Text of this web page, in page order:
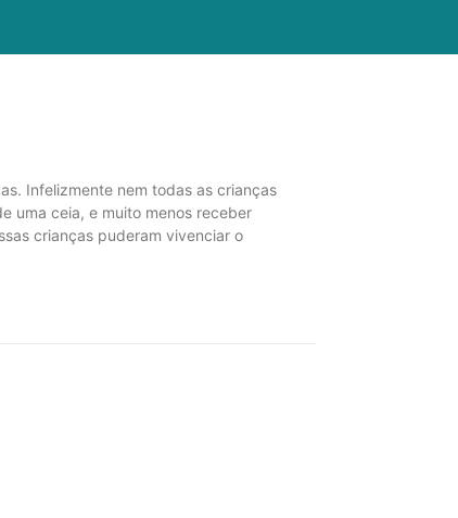
Infelizmente nem todas as crianças
uma ceia, e muito menos receber
crianças puderam vivenciar o